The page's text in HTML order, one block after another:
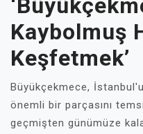
Kaybolmuş
Keşfetmek’
Büyükçekmece,
önemli bir parçasını
geçmişten günümüze